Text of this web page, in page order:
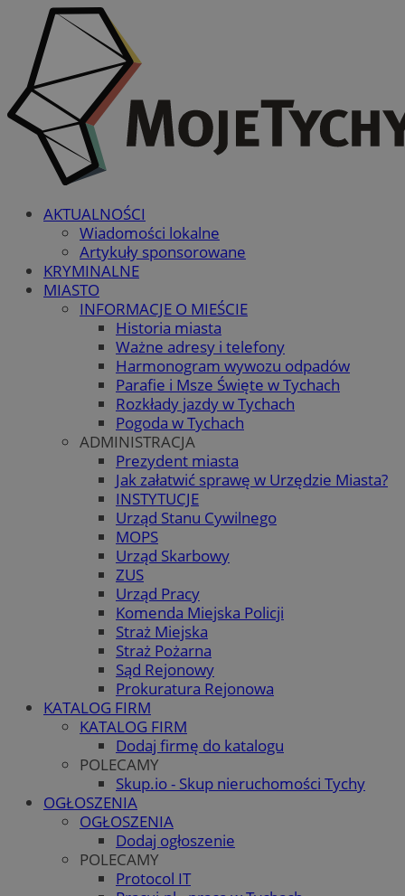
AKTUALNOŚCI
Wiadomości lokalne
Artykuły sponsorowane
KRYMINALNE
MIASTO
INFORMACJE O MIEŚCIE
Historia miasta
Ważne adresy i telefony
Harmonogram wywozu odpadów
Parafie i Msze Święte w Tychach
Rozkłady jazdy w Tychach
Pogoda w Tychach
ADMINISTRACJA
Prezydent miasta
Jak załatwić sprawę w Urzędzie Miasta?
INSTYTUCJE
Urząd Stanu Cywilnego
MOPS
Urząd Skarbowy
ZUS
Urząd Pracy
Komenda Miejska Policji
Straż Miejska
Straż Pożarna
Sąd Rejonowy
Prokuratura Rejonowa
KATALOG FIRM
KATALOG FIRM
Dodaj firmę do katalogu
POLECAMY
Skup.io - Skup nieruchomości Tychy
OGŁOSZENIA
OGŁOSZENIA
Dodaj ogłoszenie
POLECAMY
Protocol IT